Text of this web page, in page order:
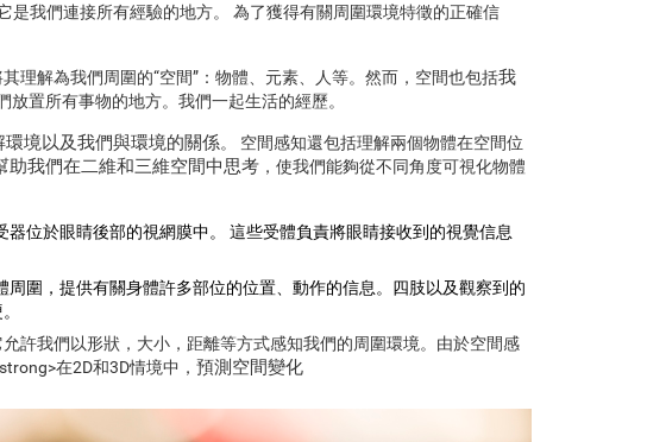
是我們連接所有經驗的地方。 為了獲得有關周圍環境特徵的正確信
理解為我們周圍的“空間”：物體、元素、人等。然而，空間也包括我
放置所有事物的地方。我們一起生活的經歷。
環境以及我們與環境的關係。 空間感知還包括理解兩個物體在空間位
助我們在二維和三維空間中思考 ，使我們能夠從不同角度可視化物體
器位於眼睛後部的視網膜中。 這些受體負責將眼睛接收到的視覺信息
周圍，提供有關身體許多部位的位置、動作的信息。四肢以及觀察到的
許我們以形狀，大小，距離等方式感知我們的周圍環境。由於空間感
strong>在2D和3D情境中， 預測空間變化